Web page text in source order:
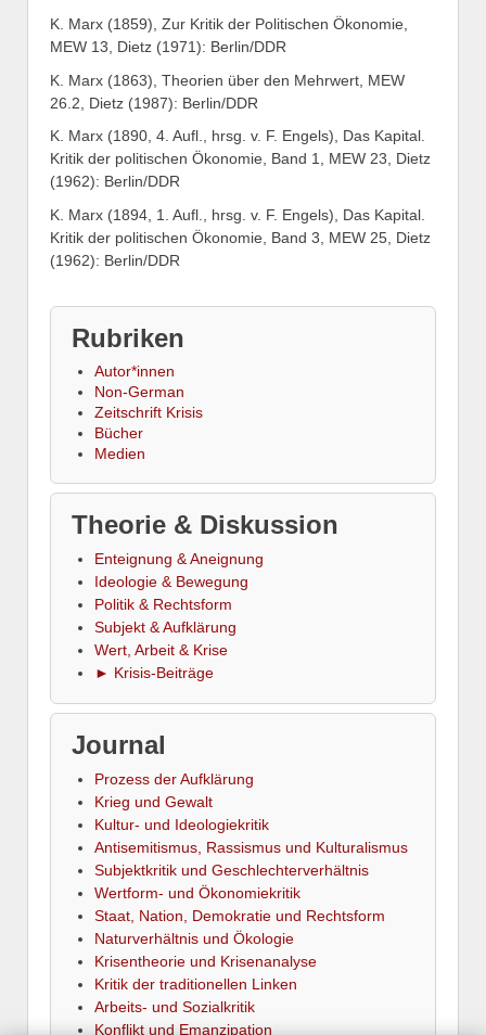
K. Marx (1859), Zur Kritik der Politischen Ökonomie,
MEW 13, Dietz (1971): Berlin/DDR
K. Marx (1863), Theorien über den Mehrwert, MEW
26.2, Dietz (1987): Berlin/DDR
K. Marx (1890, 4. Aufl., hrsg. v. F. Engels), Das Kapital.
Kritik der politischen Ökonomie, Band 1, MEW 23, Dietz
(1962): Berlin/DDR
K. Marx (1894, 1. Aufl., hrsg. v. F. Engels), Das Kapital.
Kritik der politischen Ökonomie, Band 3, MEW 25, Dietz
(1962): Berlin/DDR
Rubriken
Autor*innen
Non-German
Zeitschrift Krisis
Bücher
Medien
Theorie & Diskussion
Enteignung & Aneignung
Ideologie & Bewegung
Politik & Rechtsform
Subjekt & Aufklärung
Wert, Arbeit & Krise
► Krisis-Beiträge
Journal
Prozess der Aufklärung
Krieg und Gewalt
Kultur- und Ideologiekritik
Antisemitismus, Rassismus und Kulturalismus
Subjektkritik und Geschlechterverhältnis
Wertform- und Ökonomiekritik
Staat, Nation, Demokratie und Rechtsform
Naturverhältnis und Ökologie
Krisentheorie und Krisenanalyse
Kritik der traditionellen Linken
Arbeits- und Sozialkritik
Konflikt und Emanzipation